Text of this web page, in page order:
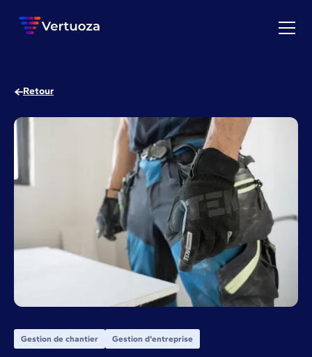
Retour
Gestion de chantier Gestion d'entreprise